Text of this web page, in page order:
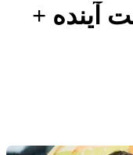
۲۴ ساعت آینده +